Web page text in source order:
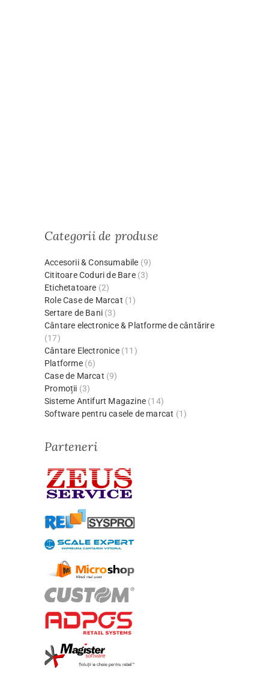
Categorii de produse
Accesorii & Consumabile (9)
Cititoare Coduri de Bare (3)
Etichetatoare (2)
Role Case de Marcat (1)
Sertare de Bani (3)
Cântare electronice & Platforme de cântărire
(17)
Cântare Electronice (11)
Platforme (6)
Case de Marcat (9)
Promoții (3)
Sisteme Antifurt Magazine (14)
Software pentru casele de marcat (1)
Parteneri